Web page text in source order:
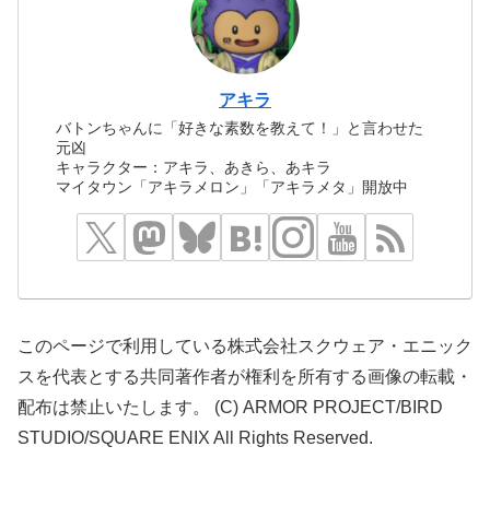
アキラ
バトンちゃんに「好きな素数を教えて！」と言わせた
元凶
キャラクター：アキラ、あきら、あキラ
マイタウン「アキラメロン」「アキラメタ」開放中
このページで利用している株式会社スクウェア・エニック
スを代表とする共同著作者が権利を所有する画像の転載・
配布は禁止いたします。 (C) ARMOR PROJECT/BIRD
STUDIO/SQUARE ENIX All Rights Reserved.